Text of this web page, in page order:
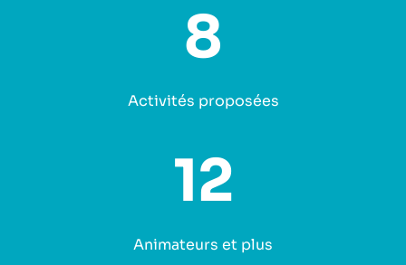
8
Activités proposées
12
Animateurs et plus